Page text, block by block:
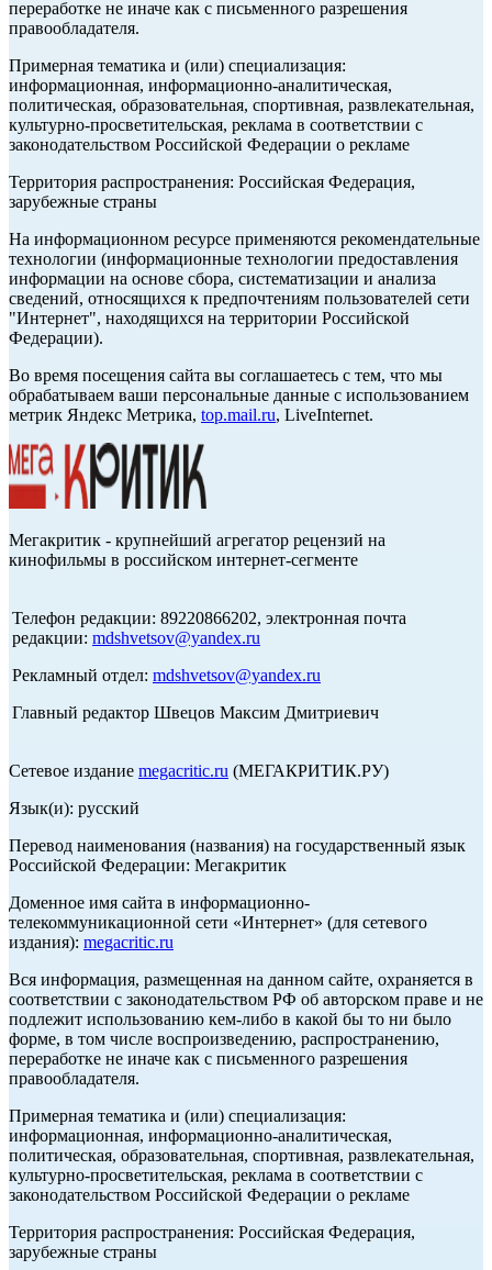
переработке не иначе как с письменного разрешения
правообладателя.
Примерная тематика и (или) специализация:
информационная, информационно-аналитическая,
политическая, образовательная, спортивная, развлекательная,
культурно-просветительская, реклама в соответствии с
законодательством Российской Федерации о рекламе
Территория распространения: Российская Федерация,
зарубежные страны
На информационном ресурсе применяются рекомендательные
технологии (информационные технологии предоставления
информации на основе сбора, систематизации и анализа
сведений, относящихся к предпочтениям пользователей сети
"Интернет", находящихся на территории Российской
Федерации).
Во время посещения сайта вы соглашаетесь с тем, что мы
обрабатываем ваши персональные данные с использованием
метрик Яндекс Метрика, top.mail.ru, LiveInternet.
Мегакритик - крупнейший агрегатор рецензий на
кинофильмы в российском интернет-сегменте
Телефон редакции: 89220866202, электронная почта
редакции: mdshvetsov@yandex.ru
Рекламный отдел: mdshvetsov@yandex.ru
Главный редактор Швецов Максим Дмитриевич
Сетевое издание megacritic.ru (МЕГАКРИТИК.РУ)
Язык(и): русский
Перевод наименования (названия) на государственный язык
Российской Федерации: Мегакритик
Доменное имя сайта в информационно-
телекоммуникационной сети «Интернет» (для сетевого
издания): megacritic.ru
Вся информация, размещенная на данном сайте, охраняется в
соответствии с законодательством РФ об авторском праве и не
подлежит использованию кем-либо в какой бы то ни было
форме, в том числе воспроизведению, распространению,
переработке не иначе как с письменного разрешения
правообладателя.
Примерная тематика и (или) специализация:
информационная, информационно-аналитическая,
политическая, образовательная, спортивная, развлекательная,
культурно-просветительская, реклама в соответствии с
законодательством Российской Федерации о рекламе
Территория распространения: Российская Федерация,
зарубежные страны